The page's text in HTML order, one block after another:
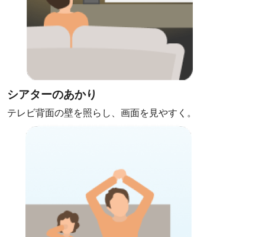
シアターのあかり
テレビ背面の壁を照らし、画面を見やすく。